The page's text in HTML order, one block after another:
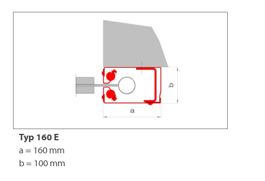
Typ 160 E
a = 160 mm
b = 100 mm